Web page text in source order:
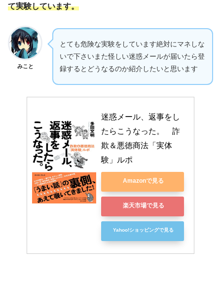
て実験しています。
みこと
とても危険な実験をしています絶対にマネしな
いで下さいまた怪しい迷惑メールが届いたら登
録するとどうなるのか紹介したいと思います
迷惑メール、返事をし
たらこうなった。　詐
欺＆悪徳商法「実体
験」ルポ
Amazonで見る
楽天市場で見る
Yahoo!ショッピングで見る